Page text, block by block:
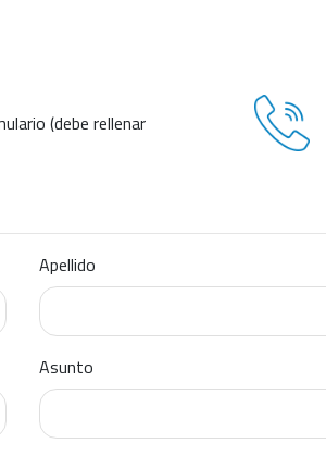
(debe rellenar
Apellido
Asunto